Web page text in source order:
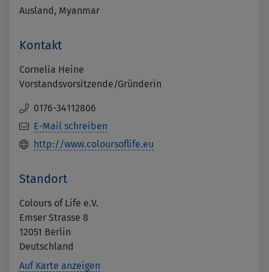
Ausland, Myanmar
Kontakt
Cornelia Heine
Vorstandsvorsitzende/Gründerin
0176-34112806
E-Mail schreiben
http://www.coloursoflife.eu
Standort
Colours of Life e.V.
Emser Strasse 8
12051 Berlin
Deutschland
Auf Karte anzeigen